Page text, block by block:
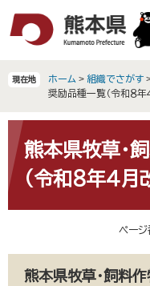
文
へ
現在地 ホーム > 組織でさがす
奨励品種一覧（令和８年
文 熊本県牧草・
（令和８年４月
ページ
熊本県牧草・飼料